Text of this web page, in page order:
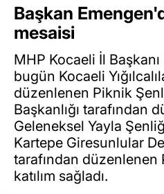
Başkan
mesaisi
MHP Kocaeli İl
bugün Kocaeli
düzenlenen Piknik
Başkanlığı tarafından
Geleneksel Yayla
Kartepe Giresunlular
tarafından
katılım sağladı.